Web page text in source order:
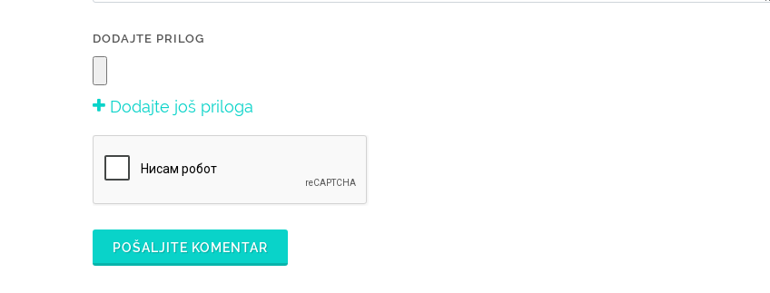
DODAJTE PRILOG
Dodajte još priloga
POŠALJITE KOMENTAR